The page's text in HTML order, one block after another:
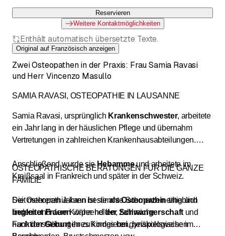
Reservieren
Weitere Kontaktmöglichkeiten
Enthält automatisch übersetzte Texte.
Original auf Französisch anzeigen
Zwei Osteopathen in der Praxis: Frau Samia Ravasi
und Herr Vincenzo Masullo
SAMIA RAVASI, OSTEOPATHIE IN LAUSANNE
Samia Ravasi, ursprünglich Krankenschwester, arbeitete
ein Jahr lang in der häuslichen Pflege und übernahm
Vertretungen in zahlreichen Krankenhausabteilungen.
Anschließend wurde sie Hebammeund arbeitete im
Kreißsaal in Frankreich und später in der Schweiz.
Seit mehreren Jahren ist sieals Osteopathintätig und
begleitet Frauenwährend der Schwangerschaftund
nachder Geburtihres Kindesbeigynäkologischen
OSTEOPATHISCHE BERATUNGEN FÜR DIE GANZE
FAMILIE
Die Osteopathie kann bestimmte Schmerzen erheblich
lindern und dem Körper helfen, zahlreiche
Funktionsstörungen zu korrigieren, beispielsweise im